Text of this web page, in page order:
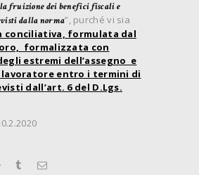
fruizione dei benefici fiscali e
dalla norma”, purché vi sia
conciliativa, formulata dal
formalizzata con
estremi dell’assegno e
entro i termini di
dall’art. 6 del D.Lgs.